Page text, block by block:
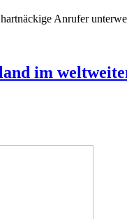
Anrufer
im